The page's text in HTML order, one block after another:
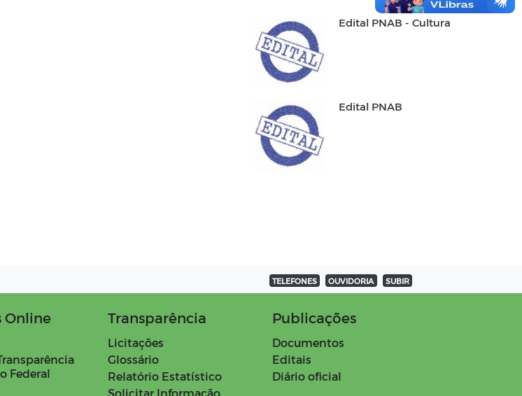
Edital PNAB - Cultura
Edital PNAB
TELEFONES OUVIDORIA SUBIR
Online
Federal
Transparência
Licitações
Glossário
Relatório Estatístico
Solicitar Informação
Publicações
Documentos
Editais
Diário oficial